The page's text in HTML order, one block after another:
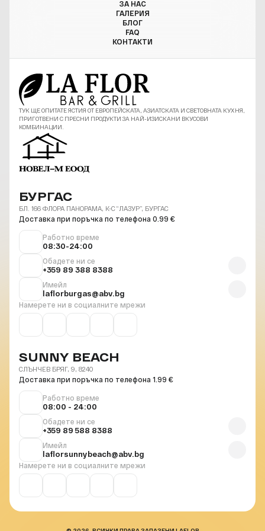
ЗА НАС
ГАЛЕРИЯ
БЛОГ
FAQ
КОНТАКТИ
ТУК ЩЕ ОПИТАТЕ ЯСТИЯ ОТ ЕВРОПЕЙСКАТА, АЗИАТСКАТА И СВЕТОВНАТА КУХНЯ,
ПРИГОТВЕНИ С ПРЕСНИ ПРОДУКТИ ЗА НАЙ-ИЗИСКАНИ ВКУСОВИ
КОМБИНАЦИИ.
БУРГАС
БЛ. 166 ФЛОРА ПАНОРАМА, К-С “ЛАЗУР”, БУРГАС
Доставка при поръчка по телефона 0.99 €
Работно време
08:30-24:00
Обадете ни се
+359 89 388 8388
Имейл
laflorburgas@abv.bg
Намерете ни в социалните мрежи
SUNNY BEACH
СЛЪНЧЕВ БРЯГ, 9, 8240
Доставка при поръчка по телефона 1.99 €
Работно време
08:00 - 24:00
Обадете ни се
+359 89 588 8388
Имейл
laflorsunnybeach@abv.bg
Намерете ни в социалните мрежи